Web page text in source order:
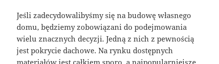
Jeśli zadecydowalibyśmy się na budowę własnego
domu, będziemy zobowiązani do podejmowania
wielu znacznych decyzji. Jedną z nich z pewnością
jest pokrycie dachowe. Na rynku dostępnych